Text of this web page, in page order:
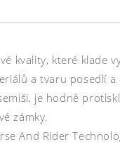
kvality, které klade
a tvaru posedlí
je hodně
zámky.
And Rider